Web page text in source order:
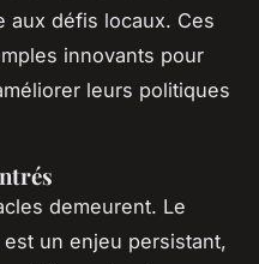
aux défis locaux. Ces
innovants pour
leurs politiques
demeurent. Le
est un enjeu persistant,